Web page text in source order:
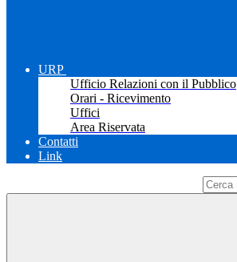
URP
Ufficio Relazioni con il Pubblico
Orari - Ricevimento
Uffici
Area Riservata
Contatti
Link